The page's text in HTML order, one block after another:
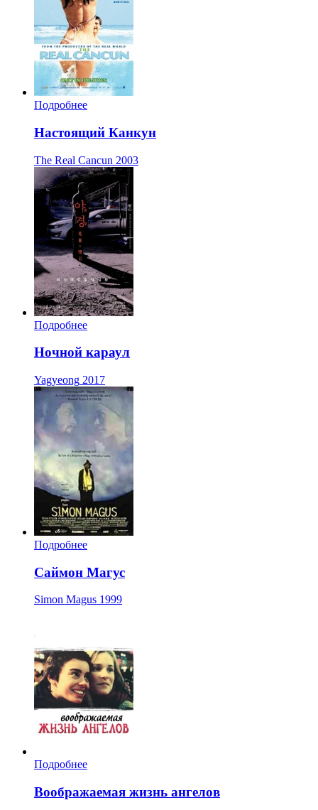
Подробнее
Настоящий Канкун
The Real Cancun 2003
Подробнее
Ночной караул
Yagyeong 2017
Подробнее
Саймон Магус
Simon Magus 1999
Подробнее
Воображаемая жизнь ангелов